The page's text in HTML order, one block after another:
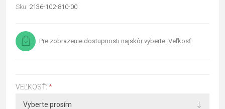
Sku: 2136-102-810-00
Pre zobrazenie dostupnosti najskôr vyberte: Veľkosť
VEĽKOSŤ: *